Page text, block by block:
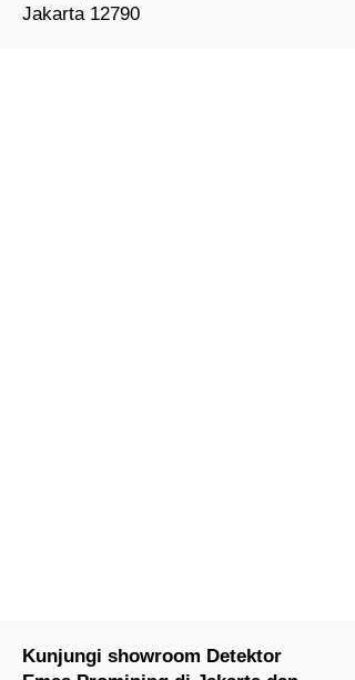
Jakarta 12790
Kunjungi showroom Detektor